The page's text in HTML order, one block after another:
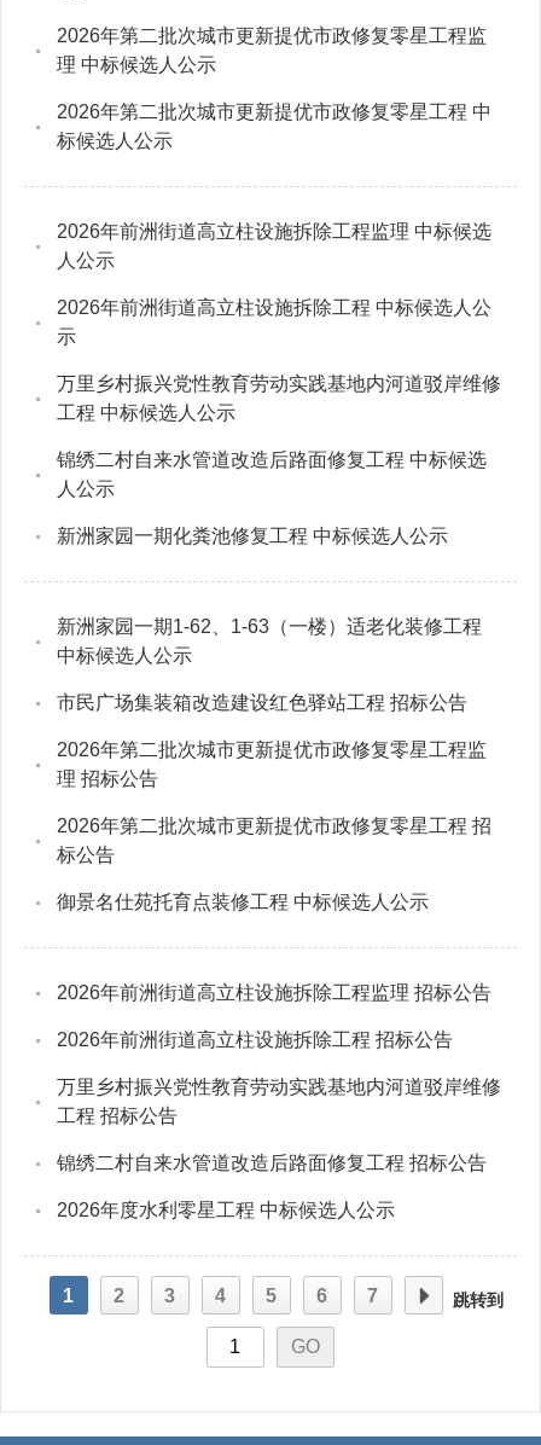
2026年第二批次城市更新提优市政修复零星工程监
理 中标候选人公示
2026年第二批次城市更新提优市政修复零星工程 中
标候选人公示
2026年前洲街道高立柱设施拆除工程监理 中标候选
人公示
2026年前洲街道高立柱设施拆除工程 中标候选人公
示
万里乡村振兴党性教育劳动实践基地内河道驳岸维修
工程 中标候选人公示
锦绣二村自来水管道改造后路面修复工程 中标候选
人公示
新洲家园一期化粪池修复工程 中标候选人公示
新洲家园一期1-62、1-63（一楼）适老化装修工程
中标候选人公示
市民广场集装箱改造建设红色驿站工程 招标公告
2026年第二批次城市更新提优市政修复零星工程监
理 招标公告
2026年第二批次城市更新提优市政修复零星工程 招
标公告
御景名仕苑托育点装修工程 中标候选人公示
2026年前洲街道高立柱设施拆除工程监理 招标公告
2026年前洲街道高立柱设施拆除工程 招标公告
万里乡村振兴党性教育劳动实践基地内河道驳岸维修
工程 招标公告
锦绣二村自来水管道改造后路面修复工程 招标公告
2026年度水利零星工程 中标候选人公示
1 2 3 4 5 6 7 跳转到